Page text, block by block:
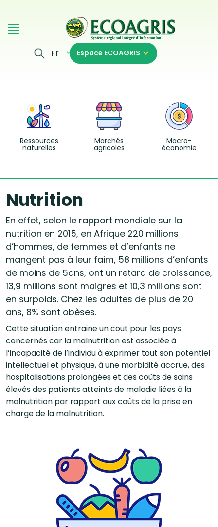
Fr Espace ECOAGRIS
Ressources
naturelles
Marchés
agricoles
Macro-
économie
Nutrition
En effet, selon le rapport mondiale sur la
nutrition en 2015, en Afrique 220 millions
d’hommes, de femmes et d’enfants ne
mangent pas à leur faim, 58 millions d’enfants
de moins de 5ans, ont un retard de croissance,
13,9 millions sont maigres et 10,3 millions sont
en surpoids. Chez les adultes de plus de 20
ans, 8% sont obèses.
Cette situation entraine un cout pour les pays
concernés car la malnutrition est associée à
l’incapacité de l’individu à exprimer tout son potentiel
intellectuel et physique, à une morbidité accrue, des
hospitalisations prolongées et des coûts de soins
élevés des patients atteints de maladie liées à la
malnutrition par rapport aux coûts de la prise en
charge de la malnutrition.